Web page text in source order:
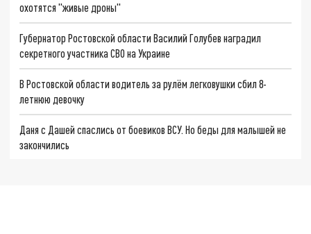
охотятся "живые дроны"
Губернатор Ростовской области Василий Голубев наградил
секретного участника СВО на Украине
В Ростовской области водитель за рулём легковушки сбил 8-
летнюю девочку
Даня с Дашей спаслись от боевиков ВСУ. Но беды для малышей не
закончились